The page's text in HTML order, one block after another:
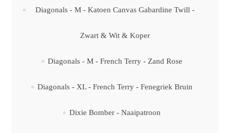
Diagonals - M - Katoen Canvas Gabardine Twill -
Zwart & Wit & Koper
Diagonals - M - French Terry - Zand Rose
Diagonals - XL - French Terry - Fenegriek Bruin
Dixie Bomber - Naaipatroon